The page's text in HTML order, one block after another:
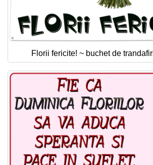
Florii fericite! ~ buchet de